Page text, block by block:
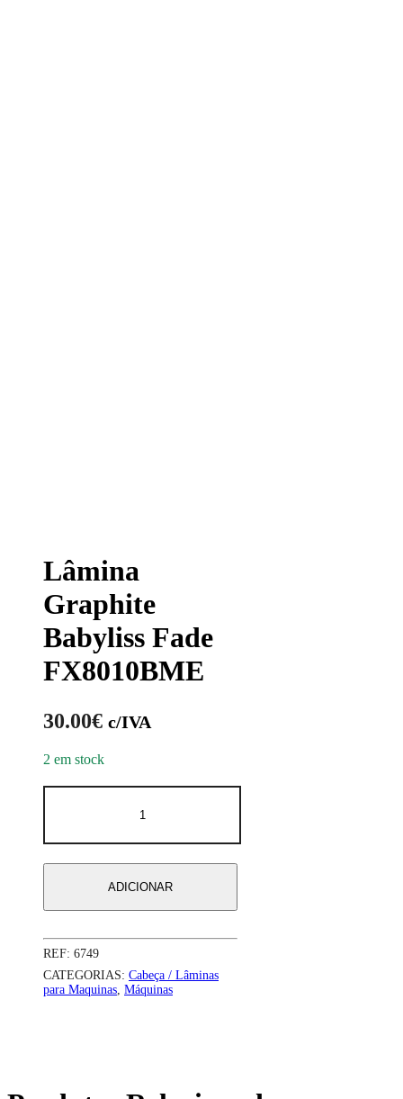
Lâmina
Graphite
Babyliss Fade
FX8010BME
30.00€ c/IVA
2 em stock
de
Graphite
FX8010BME
ADICIONAR
REF: 6749
CATEGORIAS: Cabeça / Lâminas
para Maquinas Máquinas